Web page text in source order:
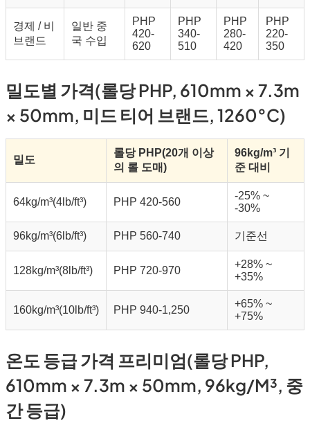
경제 / 비
브랜드
일반 중
국 수입
PHP
420-
620
PHP
340-
510
PHP
280-
420
PHP
220-
350
밀도별 가격(롤당 PHP, 610mm × 7.3m
× 50mm, 미드 티어 브랜드, 1260°C)
밀도
롤당 PHP(20개 이상
의 롤 도매)
96kg/m³ 기
준 대비
64kg/m³(4lb/ft³) PHP 420-560
-25% ~
-30%
96kg/m³(6lb/ft³) PHP 560-740 기준선
128kg/m³(8lb/ft³) PHP 720-970
+28% ~
+35%
160kg/m³(10lb/ft³) PHP 940-1,250
+65% ~
+75%
온도 등급 가격 프리미엄(롤당 PHP,
610mm × 7.3m × 50mm, 96kg/m³, 중
간 등급)